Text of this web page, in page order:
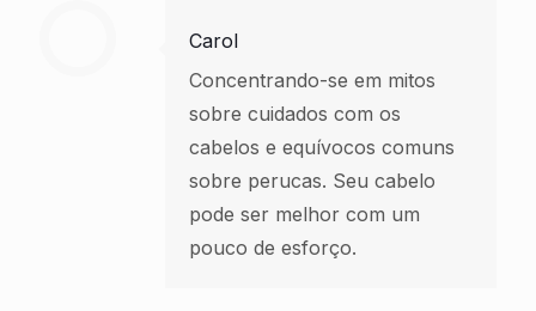
Carol
Concentrando-se em mitos
sobre cuidados com os
cabelos e equívocos comuns
sobre perucas. Seu cabelo
pode ser melhor com um
pouco de esforço.